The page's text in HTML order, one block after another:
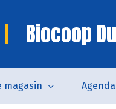
Biocoop
magasin Agenda